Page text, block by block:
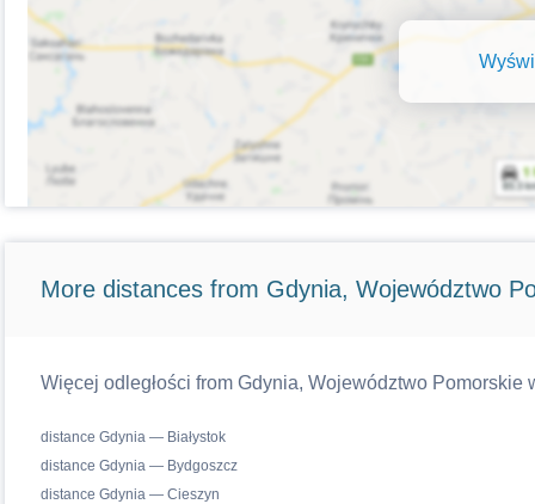
More distances from Gdynia, Województwo
Więcej odległości from Gdynia, Województwo Pomorskie
distance Gdynia — Białystok
distance Gdynia — Bydgoszcz
distance Gdynia — Cieszyn